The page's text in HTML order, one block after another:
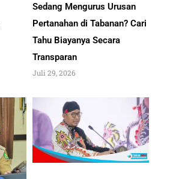
Sedang Mengurus Urusan
Pertanahan di Tabanan? Cari
Tahu Biayanya Secara
Transparan
Juli 29, 2026